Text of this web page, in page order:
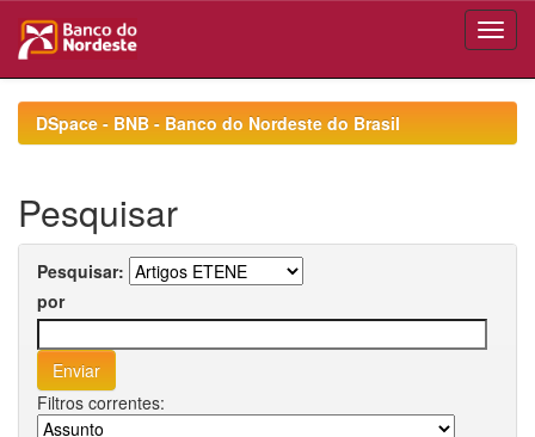
navigationDSpace - BNB - Banco do Nordeste do Brasil
Pesquisar
Pesquisar:
por
Filtros correntes: